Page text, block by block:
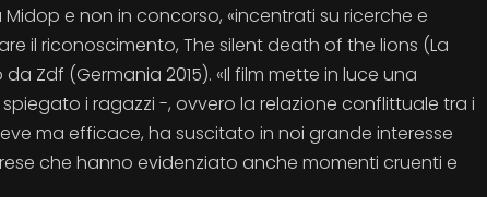
e non in concorso, «incentrati su ricerche e
il riconoscimento, The silent death of the lions (La
Zdf (Germania 2015). «Il film mette in luce una
i ragazzi -, ovvero la relazione conflittuale tra i
ma efficace, ha suscitato in noi grande interesse
che hanno evidenziato anche momenti cruenti e